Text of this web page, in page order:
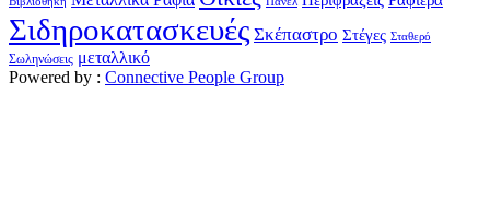
Σιδηροκατασκευές Σκέπαστρο Στέγες Σταθερό
Σωληνώσεις μεταλλικό
Powered by : Connective People Group